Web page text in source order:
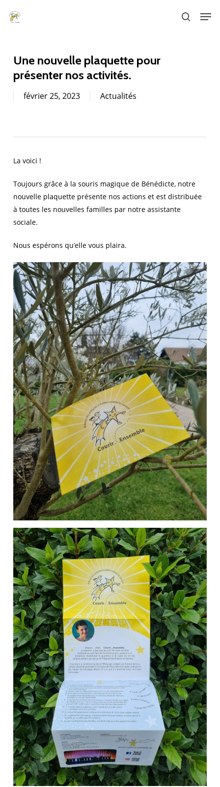
search
Une nouvelle plaquette pour
présenter nos activités.
février 25, 2023 Actualités
La voici !
Toujours grâce à la souris magique de Bénédicte, notre
nouvelle plaquette présente nos actions et est distribuée
à toutes les nouvelles familles par notre assistante
sociale.
Nous espérons qu’elle vous plaira.